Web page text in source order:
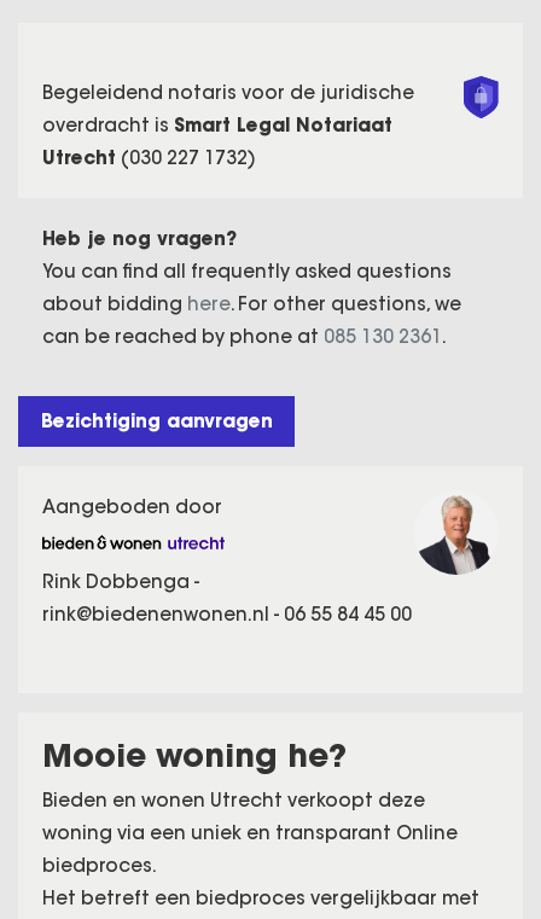
Bezichtiging aanvragen
Aangeboden door
Rink Dobbenga -
rink@biedenenwonen.nl - 06 55 84 45 00
Mooie woning he?
Bieden en wonen Utrecht verkoopt deze
woning via een uniek en transparant Online
biedproces.
Het betreft een biedproces vergelijkbaar met
Begeleidend notaris voor de juridische
overdracht is Smart Legal Notariaat
Utrecht (030 227 1732)
Heb je nog vragen?
You can find all frequently asked questions
about bidding here. For other questions, we
can be reached by phone at 085 130 2361 .